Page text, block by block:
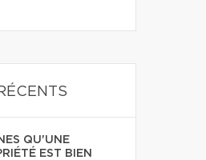
QU'UNE
EST BIEN